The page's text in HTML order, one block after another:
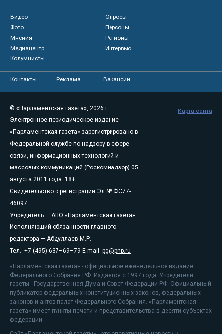
Видео
Опросы
Фото
Персоны
Мнения
Регионы
Медиацентр
Интервью
Колумнисты
Контакты Реклама Вакансии
© «Парламентская газета», 2026 г.
Электронное периодическое издание
«Парламентская газета» зарегистрировано в
Федеральной службе по надзору в сфере
связи, информационных технологий и
массовых коммуникаций (Роскомнадзор) 05
августа 2011 года. 18+
Свидетельство о регистрации Эл № ФС77-
46097
Учредитель — АНО «Парламентская газета»
Исполняющий обязанности главного
редактора — Абдуллаев М.Р.
Тел.: +7 (495) 637–69–79 E-mail: pg@pnp.ru
«Парламентская газета» - официальное еженедельное издание
Федерального Собрания РФ. Издается с 1997 года. Учредители
газеты - Государственная Дума и Совет Федерации РФ. Официальный
публикатор федеральных конституционных законов, федеральных
законов и актов палат Федерального Собрания. «Парламентская
газета» имеет пункты печати и представительства в десяти субъектах
федерации.
Карта сайта